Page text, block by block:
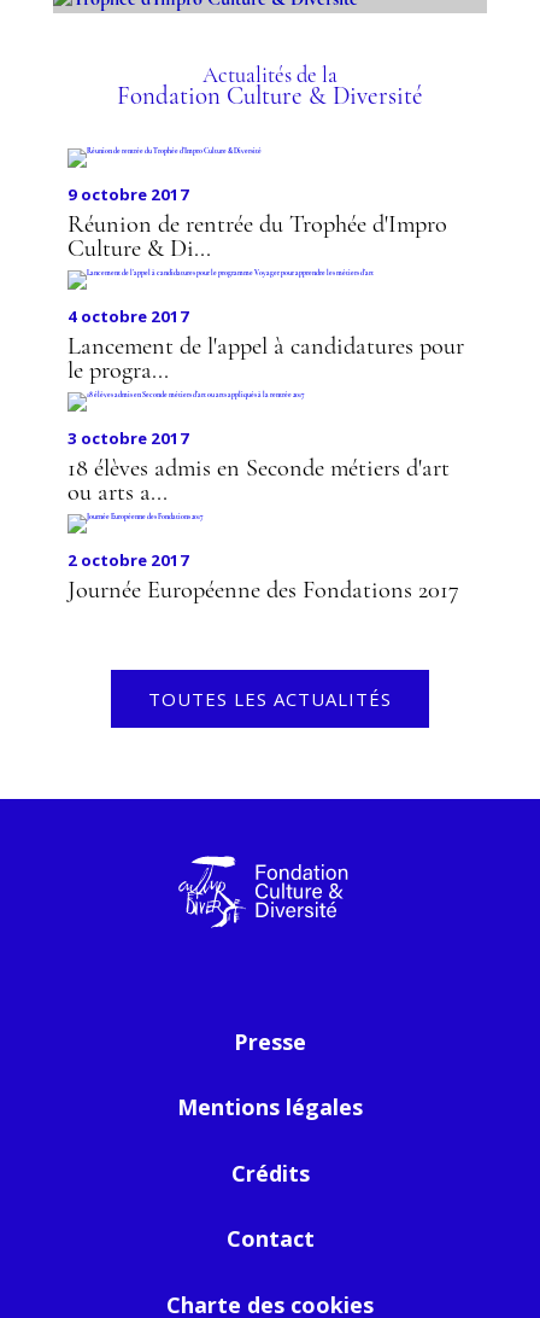
CULTURE & DIVERSITÉ
Actualités de la
Fondation Culture & Diversité
9 octobre 2017
Réunion de rentrée du Trophée d'Impro
Culture & Di...
4 octobre 2017
Lancement de l'appel à candidatures pour
le progra...
3 octobre 2017
18 élèves admis en Seconde métiers d'art
ou arts a...
2 octobre 2017
Journée Européenne des Fondations 2017
TOUTES LES ACTUALITÉS
Presse
Mentions légales
Crédits
Contact
Charte des cookies